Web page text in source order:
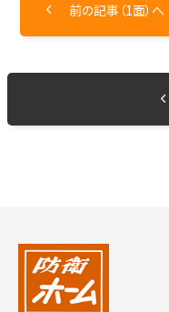
前の記事（1面）へ